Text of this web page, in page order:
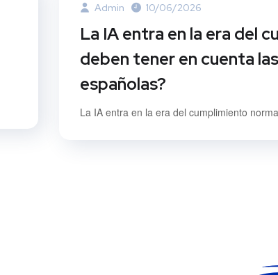
Admin 10/06/2026
La IA entra en la era del
deben tener en cuenta
españolas?
La IA entra en la era del cumplimiento